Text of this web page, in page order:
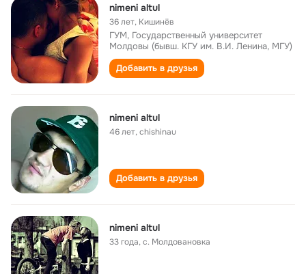
nimeni altul
36 лет, Кишинёв
ГУМ, Государственный университет
Молдовы (бывш. КГУ им. В.И. Ленина, МГУ)
Добавить в друзья
nimeni altul
46 лет,chishinau
Добавить в друзья
nimeni altul
33 года,с. Молдовановка